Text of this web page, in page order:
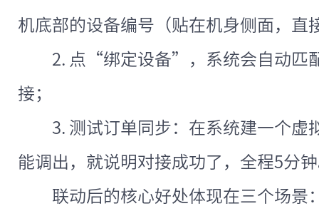
机底部的设备编号（贴在机身侧面，
2. 点“绑定设备”，系统会自动匹
接；
3. 测试订单同步：在系统建一个虚
能调出，就说明对接成功了，全程5分
联动后的核心好处体现在三个场景